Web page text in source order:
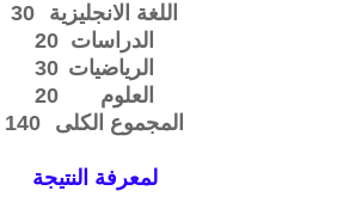
اللغة الانجليزية
30
الدراسات 20
الرياضيات 30
العلوم
20
المجموع الكلى
140
لمعرفة النتيجة